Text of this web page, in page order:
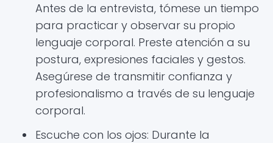
Antes de la entrevista, tómese un tiempo
para practicar y observar su propio
lenguaje corporal. Preste atención a su
postura, expresiones faciales y gestos.
Asegúrese de transmitir confianza y
profesionalismo a través de su lenguaje
corporal.
Escuche con los ojos: Durante la